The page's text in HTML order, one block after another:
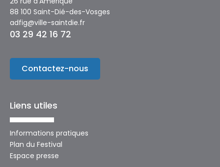
88 100 Saint-Dié-des-Vosges
adfig@ville-saintdie.fr
03 29 42 16 72
Contactez-nous
Liens utiles
Informations pratiques
Plan du Festival
Espace presse